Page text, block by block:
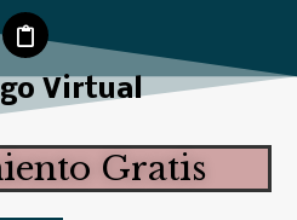
Virtual
Gratis